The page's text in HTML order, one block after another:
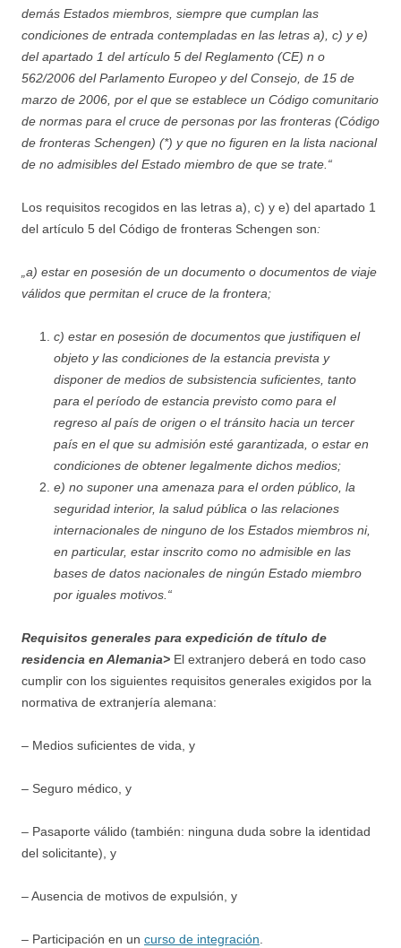
demás Estados miembros, siempre que cumplan las
condiciones de entrada contempladas en las letras a), c) y e)
del apartado 1 del artículo 5 del Reglamento (CE) n o
562/2006 del Parlamento Europeo y del Consejo, de 15 de
marzo de 2006, por el que se establece un Código comunitario
de normas para el cruce de personas por las fronteras (Código
de fronteras Schengen) (*) y que no figuren en la lista nacional
de no admisibles del Estado miembro de que se trate.“
Los requisitos recogidos en las letras a), c) y e) del apartado 1
del artículo 5 del Código de fronteras Schengen son:
„a) estar en posesión de un documento o documentos de viaje
válidos que permitan el cruce de la frontera;
c) estar en posesión de documentos que justifiquen el
objeto y las condiciones de la estancia prevista y
disponer de medios de subsistencia suficientes, tanto
para el período de estancia previsto como para el
regreso al país de origen o el tránsito hacia un tercer
país en el que su admisión esté garantizada, o estar en
condiciones de obtener legalmente dichos medios;
e) no suponer una amenaza para el orden público, la
seguridad interior, la salud pública o las relaciones
internacionales de ninguno de los Estados miembros ni,
en particular, estar inscrito como no admisible en las
bases de datos nacionales de ningún Estado miembro
por iguales motivos.“
Requisitos generales para expedición de título de
residencia en Alemania> El extranjero deberá en todo caso
cumplir con los siguientes requisitos generales exigidos por la
normativa de extranjería alemana:
– Medios suficientes de vida, y
– Seguro médico, y
– Pasaporte válido (también: ninguna duda sobre la identidad
del solicitante), y
– Ausencia de motivos de expulsión, y
– Participación en un curso de integración